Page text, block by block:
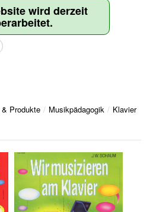
wird derzeit
Produkte / Musikpädagogik / Klavier